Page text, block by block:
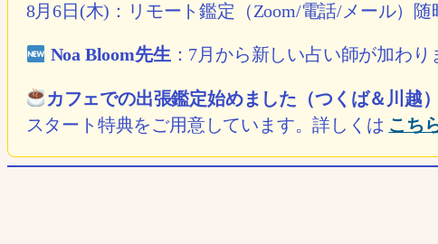
8月6日(木)：リモート鑑定（Zoom/電話/メール）随
Noa Bloom先生：7月から新しい占い師が加わり
カフェでの出張鑑定始めました（つくば＆川越）
スタート特典をご用意しています。詳しくは こち